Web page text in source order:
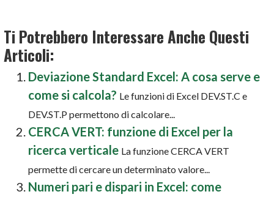
Ti Potrebbero Interessare Anche Questi
Articoli:
Deviazione Standard Excel: A cosa serve e
come si calcola? Le funzioni di Excel DEV.ST.C e
DEV.ST.P permettono di calcolare...
CERCA VERT: funzione di Excel per la
ricerca verticale La funzione CERCA VERT
permette di cercare un determinato valore...
Numeri pari e dispari in Excel: come